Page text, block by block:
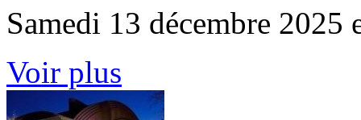
Samedi 13 décembre
Voir plus